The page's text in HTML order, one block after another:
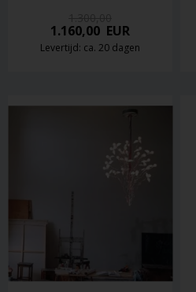
1.160,00 EUR
Levertijd: ca. 20 dagen